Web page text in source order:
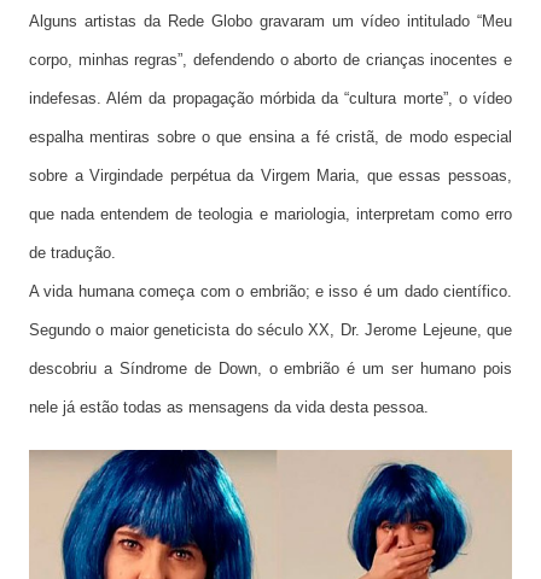
Alguns artistas da Rede Globo gravaram um vídeo intitulado “Meu
corpo, minhas regras”, defendendo o aborto de crianças inocentes e
indefesas. Além da propagação mórbida da “cultura morte”, o vídeo
espalha mentiras sobre o que ensina a fé cristã, de modo especial
sobre a Virgindade perpétua da Virgem Maria, que essas pessoas,
que nada entendem de teologia e mariologia, interpretam como erro
de tradução.
A vida humana começa com o embrião; e isso é um dado científico.
Segundo o maior geneticista do século XX, Dr. Jerome Lejeune, que
descobriu a Síndrome de Down, o embrião é um ser humano pois
nele já estão todas as mensagens da vida desta pessoa.